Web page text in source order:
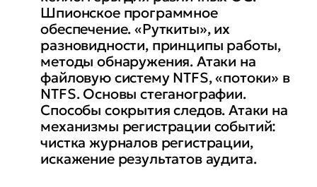
Шпионское программное
обеспечение. «Руткиты», их
разновидности, принципы работы,
методы обнаружения. Атаки на
файловую систему NTFS, «потоки» в
NTFS. Основы стеганографии.
Способы сокрытия следов. Атаки на
механизмы регистрации событий:
чистка журналов регистрации,
искажение результатов аудита.